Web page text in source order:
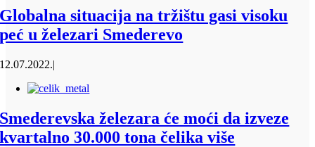
Globalna situacija na tržištu gasi visoku
peć u železari Smederevo
12.07.2022.|
Smederevska železara će moći da izveze
kvartalno 30.000 tona čelika više